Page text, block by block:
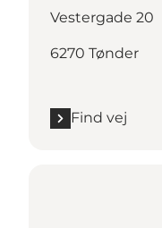
Vestergade 20
6270 Tønder
Find vej